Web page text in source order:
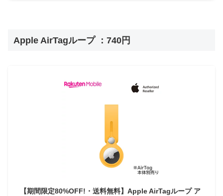
Apple AirTagループ ：740円
【期間限定80%OFF!・送料無料】Apple AirTagループ ア